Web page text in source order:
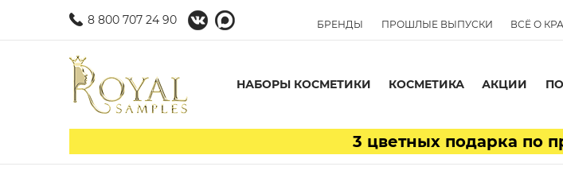
8 800 707 24 90 БРЕНДЫ ПРОШЛЫЕ ВЫПУСКИ ВСЁ О
НАБОРЫ КОСМЕТИКИ КОСМЕТИКА АКЦИИ
3 цветных подарка по